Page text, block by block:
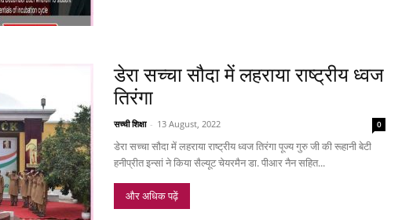
डेरा सच्चा सौदा में लहराया राष्ट्रीय ध्वज
तिरंगा
सच्ची शिक्षा - 13 August, 2022 0
डेरा सच्चा सौदा में लहराया राष्ट्रीय ध्वज तिरंगा पूज्य गुरु जी की रूहानी बेटी
हनीप्रीत इन्सां ने किया सैल्यूट चेयरमैन डा. पीआर नैन सहित...
और अधिक पढ़ें